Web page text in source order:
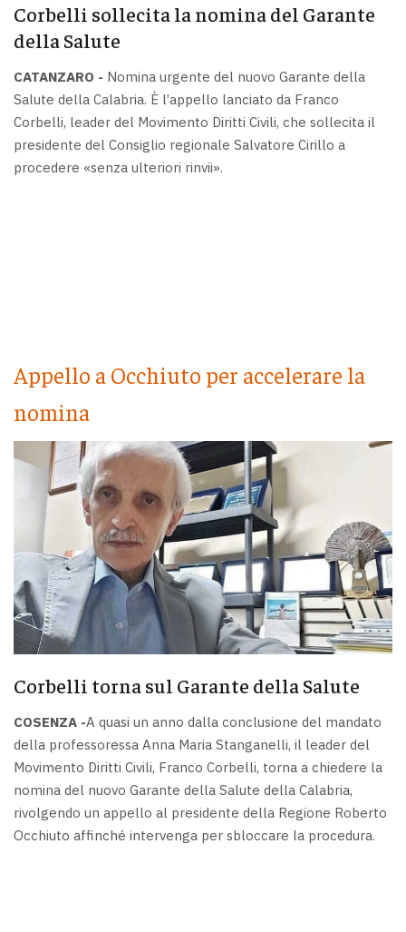
Corbelli sollecita la nomina del Garante
della Salute
CATANZARO - Nomina urgente del nuovo Garante della
Salute della Calabria. È l’appello lanciato da Franco
Corbelli, leader del Movimento Diritti Civili, che sollecita il
presidente del Consiglio regionale Salvatore Cirillo a
procedere «senza ulteriori rinvii».
Appello a Occhiuto per accelerare la
nomina
Corbelli torna sul Garante della Salute
COSENZA -A quasi un anno dalla conclusione del mandato
della professoressa Anna Maria Stanganelli, il leader del
Movimento Diritti Civili, Franco Corbelli, torna a chiedere la
nomina del nuovo Garante della Salute della Calabria,
rivolgendo un appello al presidente della Regione Roberto
Occhiuto affinché intervenga per sbloccare la procedura.